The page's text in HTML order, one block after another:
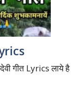
गीत Lyrics लाये है